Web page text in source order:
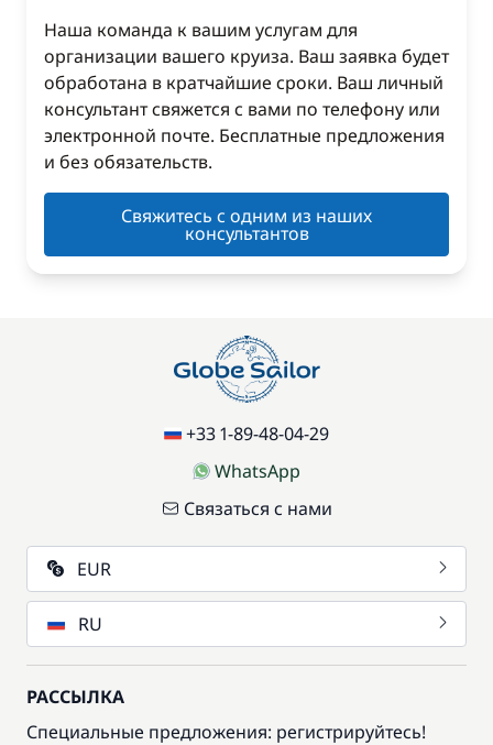
Наша команда к вашим услугам для
организации вашего круиза. Ваш заявка будет
обработана в кратчайшие сроки. Ваш личный
консультант свяжется с вами по телефону или
электронной почте. Бесплатные предложения
и без обязательств.
Свяжитесь с одним из наших
консультантов
+33 1-89-48-04-29
WhatsApp
Связаться с нами
EUR
RU
РАССЫЛКА
Специальные предложения: регистрируйтесь!